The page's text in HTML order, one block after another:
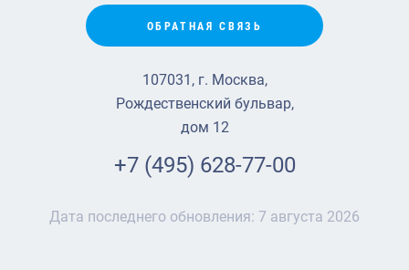
ОБРАТНАЯ СВЯЗЬ
107031, г. Москва,
Рождественский бульвар,
дом 12
+7 (495) 628-77-00
Дата последнего обновления: 7 августа 2026